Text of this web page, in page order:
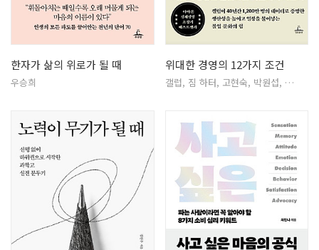
한자가 삶의 위로가 될 때
우승희
위대한 경영의 12가지 조건
갤럽, 짐 하터, 고현숙, 박원섭, …